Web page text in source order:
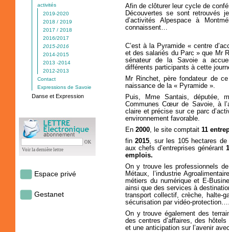
activités
2019-2020
2018 / 2019
2017 / 2018
2016/2017
2015-2016
2014-2015
2013 -2014
2012-2013
Contact
Expressions de Savoie
Danse et Expression
OK
Voir la dernière lettre
Espace privé
Gestanet
Afin de clôturer leur cycle de
Découvertes se sont retrouvés
d’activités Alpespace à
connaissent…
C’est à la Pyramide « centre
et des salariés du Parc » que Mr
sénateur de la Savoie a
différents participants à cette
Mr Rinchet, père fondateur de
naissance de la « Pyramide ».
Puis, Mme Santais, députée,
Communes Cœur de Savoie, à
claire et précise sur ce parc
environnement favorable.
En 2000, le site comptait 11
fin 2015, sur les 105 hectares
aux chefs d’entreprises générant
emplois.
On y trouve les professionnels
Métaux, l’industrie
métiers du numérique et E-
ainsi que des services à
transport collectif, crèche, halte-
sécurisation par vidéo-
On y trouve également des
des centres d’affaires, des
et une anticipation sur l’avenir